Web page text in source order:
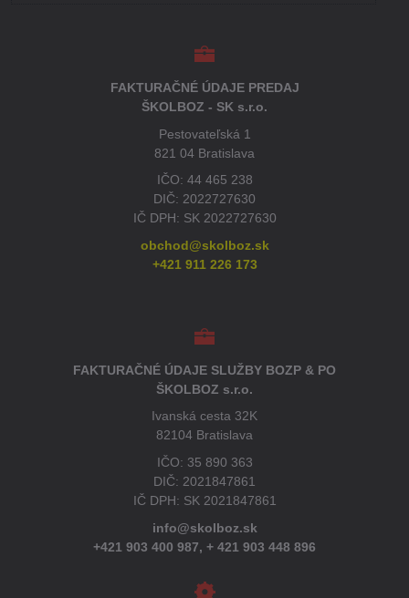
FAKTURAČNÉ ÚDAJE PREDAJ
ŠKOLBOZ - SK s.r.o.
Pestovateľská 1
821 04 Bratislava
IČO: 44 465 238
DIČ: 2022727630
IČ DPH: SK 2022727630
obchod@skolboz.sk
+421 911 226 173
FAKTURAČNÉ ÚDAJE SLUŽBY BOZP & PO
ŠKOLBOZ s.r.o.
Ivanská cesta 32K
82104 Bratislava
IČO: 35 890 363
DIČ: 2021847861
IČ DPH: SK 2021847861
info@skolboz.sk
+421 903 400 987, + 421 903 448 896